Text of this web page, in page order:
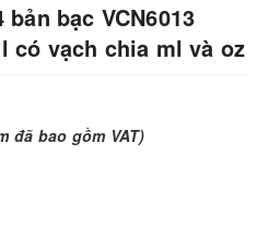
bạc VCN6013
có vạch chia ml và oz
đã bao gồm VAT)